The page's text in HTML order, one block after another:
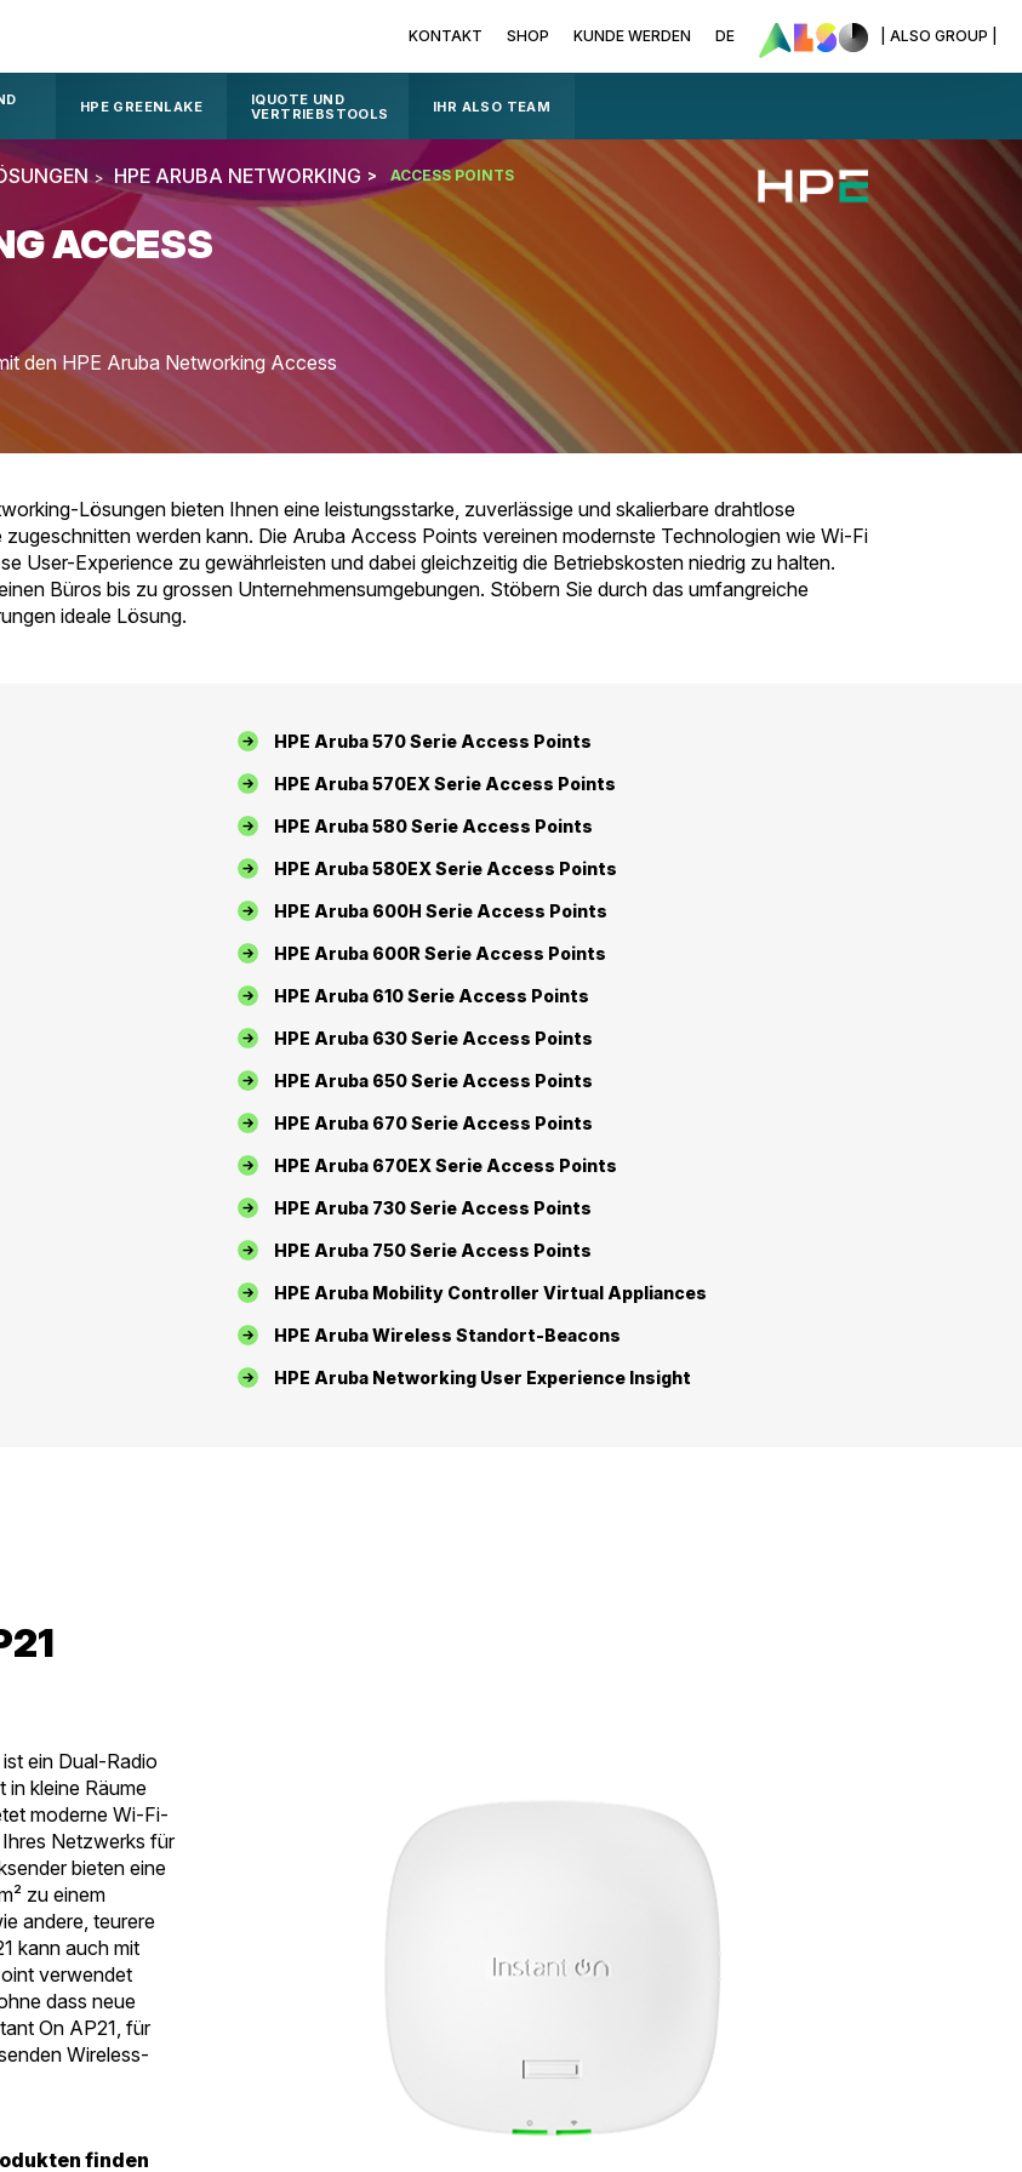
| ALSO GROUP |
KONTAKT SHOP KUNDE WERDEN DE
HPE GREENLAKE
IQUOTE UND
VERTRIEBSTOOLS
IHR ALSO TEAM
HPE ARUBA NETWORKING ACCESS POINTS
ACCESS
den HPE Aruba Networking Access
Lösungen bieten Ihnen eine leistungsstarke, zuverlässige und skalierbare drahtlose
werden kann. Die Aruba Access Points vereinen modernste Technologien wie Wi-Fi
User-Experience zu gewährleisten und dabei gleichzeitig die Betriebskosten niedrig zu halten.
Büros bis zu grossen Unternehmensumgebungen. Stöbern Sie durch das umfangreiche
ideale Lösung.
HPE Aruba 570 Serie Access Points
HPE Aruba 570EX Serie Access Points
HPE Aruba 580 Serie Access Points
HPE Aruba 580EX Serie Access Points
HPE Aruba 600H Serie Access Points
HPE Aruba 600R Serie Access Points
HPE Aruba 610 Serie Access Points
HPE Aruba 630 Serie Access Points
HPE Aruba 650 Serie Access Points
HPE Aruba 670 Serie Access Points
HPE Aruba 670EX Serie Access Points
HPE Aruba 730 Serie Access Points
HPE Aruba 750 Serie Access Points
HPE Aruba Mobility Controller Virtual Appliances
HPE Aruba Wireless Standort-Beacons
HPE Aruba Networking User Experience Insight
ein Dual-Radio
kleine Räume
moderne Wi-Fi-
Netzwerks für
bieten eine
zu einem
andere, teurere
kann auch mit
verwendet
dass neue
On AP21, für
Wireless-
finden